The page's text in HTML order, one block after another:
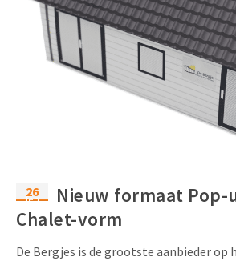
26
feb
Nieuw formaat Pop-
Chalet-vorm
De Bergjes is de grootste aanbieder op